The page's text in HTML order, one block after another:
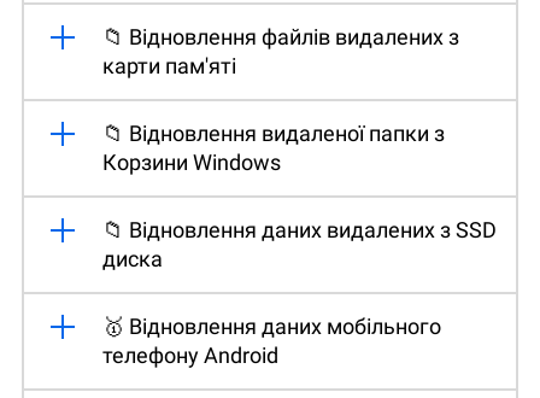
📁 Відновлення файлів видалених з
карти пам'яті
📁 Відновлення видаленої папки з
Корзини Windows
📁 Відновлення даних видалених з SSD
диска
🥇 Відновлення даних мобільного
телефону Android